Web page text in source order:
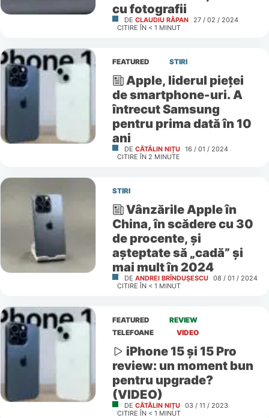
cu fotografii
DE CLAUDIU RÂPAN 27 / 02 / 2024
CITIRE ÎN < 1 MINUT
FEATURED STIRI
Apple, liderul pieței
de smartphone-uri. A
întrecut Samsung
pentru prima dată în 10
ani
DE CĂTĂLIN NIȚU 16 / 01 / 2024
CITIRE ÎN 2 MINUTE
STIRI
Vânzările Apple în
China, în scădere cu 30
de procente, și
așteptate să „cadă” și
mai mult în 2024
DE ANDREI BRÎNDUȘESCU 08 / 01 / 2024
CITIRE ÎN < 1 MINUT
FEATURED
REVIEW
TELEFOANE
VIDEO
iPhone 15 și 15 Pro
review: un moment bun
pentru upgrade?
(VIDEO)
DE CĂTĂLIN NIȚU 03 / 11 / 2023
CITIRE ÎN < 1 MINUT